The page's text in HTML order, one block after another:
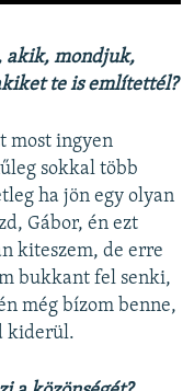
akik, mondjuk,
te is említettél?
most ingyen
sokkal több
ha jön egy olyan
Gábor, én ezt
kiteszem, de erre
bukkant fel senki,
még bízom benne,
kiderül.